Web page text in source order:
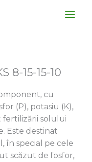
8-15-15-10
cu
(P), potasiu (K),
fertilizării solului
Este destinat
în special pe cele
scăzut de fosfor,